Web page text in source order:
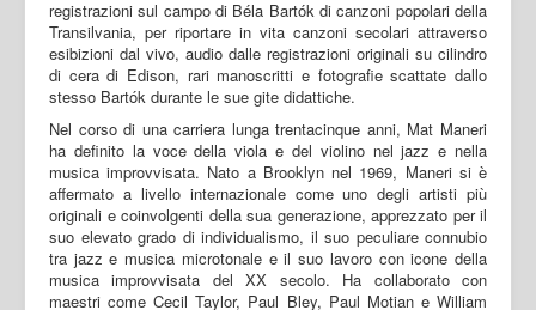
registrazioni sul campo di Béla Bartók di canzoni popolari della
Transilvania, per riportare in vita canzoni secolari attraverso
esibizioni dal vivo, audio dalle registrazioni originali su cilindro
di cera di Edison, rari manoscritti e fotografie scattate dallo
stesso Bartók durante le sue gite didattiche.
Nel corso di una carriera lunga trentacinque anni, Mat Maneri
ha definito la voce della viola e del violino nel jazz e nella
musica improvvisata. Nato a Brooklyn nel 1969, Maneri si è
affermato a livello internazionale come uno degli artisti più
originali e coinvolgenti della sua generazione, apprezzato per il
suo elevato grado di individualismo, il suo peculiare connubio
tra jazz e musica microtonale e il suo lavoro con icone della
musica improvvisata del XX secolo. Ha collaborato con
maestri come Cecil Taylor, Paul Bley, Paul Motian e William